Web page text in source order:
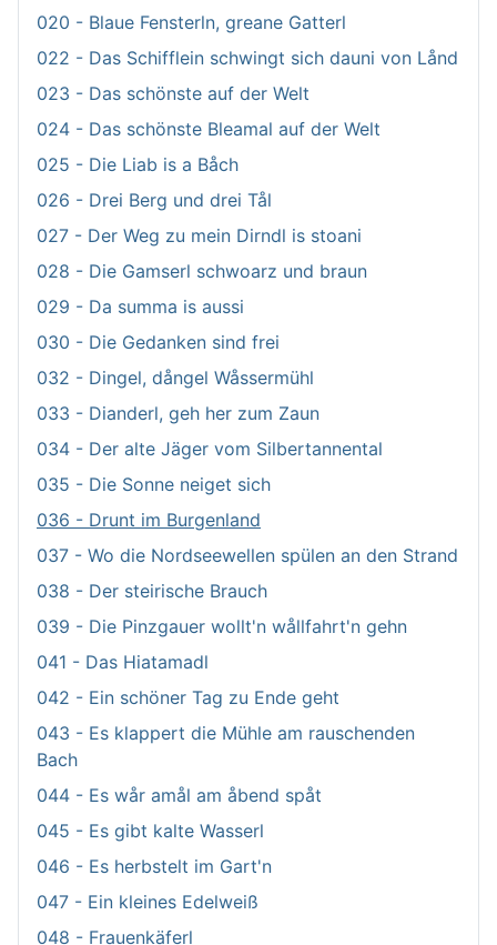
020 - Blaue Fensterln, greane Gatterl
022 - Das Schifflein schwingt sich dauni von Lånd
023 - Das schönste auf der Welt
024 - Das schönste Bleamal auf der Welt
025 - Die Liab is a Båch
026 - Drei Berg und drei Tål
027 - Der Weg zu mein Dirndl is stoani
028 - Die Gamserl schwoarz und braun
029 - Da summa is aussi
030 - Die Gedanken sind frei
032 - Dingel, dångel Wåssermühl
033 - Dianderl, geh her zum Zaun
034 - Der alte Jäger vom Silbertannental
035 - Die Sonne neiget sich
036 - Drunt im Burgenland
037 - Wo die Nordseewellen spülen an den Strand
038 - Der steirische Brauch
039 - Die Pinzgauer wollt'n wållfahrt'n gehn
041 - Das Hiatamadl
042 - Ein schöner Tag zu Ende geht
043 - Es klappert die Mühle am rauschenden
Bach
044 - Es wår amål am åbend spåt
045 - Es gibt kalte Wasserl
046 - Es herbstelt im Gart'n
047 - Ein kleines Edelweiß
048 - Frauenkäferl